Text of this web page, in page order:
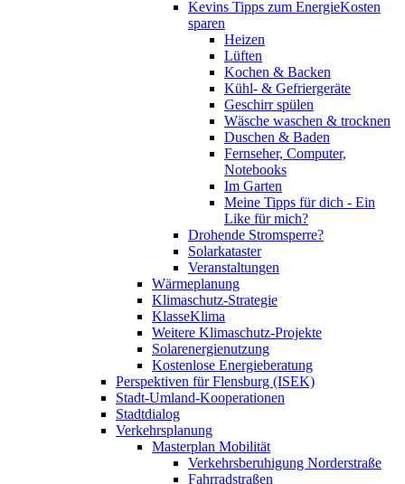
Kevins Tipps zum EnergieKosten
sparen
Heizen
Lüften
Kochen & Backen
Kühl- & Gefriergeräte
Geschirr spülen
Wäsche waschen & trocknen
Duschen & Baden
Fernseher, Computer,
Notebooks
Im Garten
Meine Tipps für dich - Ein
Like für mich?
Drohende Stromsperre?
Solarkataster
Veranstaltungen
Wärmeplanung
Klimaschutz-Strategie
KlasseKlima
Weitere Klimaschutz-Projekte
Solarenergienutzung
Kostenlose Energieberatung
Perspektiven für Flensburg (ISEK)
Stadt-Umland-Kooperationen
Stadtdialog
Verkehrsplanung
Masterplan Mobilität
Verkehrsberuhigung Norderstraße
Fahrradstraßen